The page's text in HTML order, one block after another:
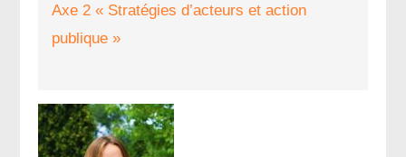
Axe 2 « Stratégies d’acteurs et action
publique »